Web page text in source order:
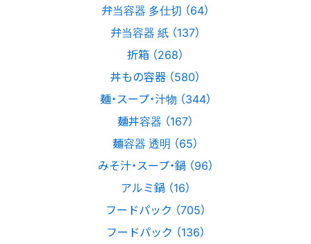
弁当容器 多仕切 （64）
弁当容器 紙 （137）
折箱 （268）
丼もの容器 （580）
麺・スープ・汁物 （344）
麺丼容器 （167）
麺容器 透明 （65）
みそ汁・スープ・鍋 （96）
アルミ鍋 （16）
フードパック （705）
フードパック （136）